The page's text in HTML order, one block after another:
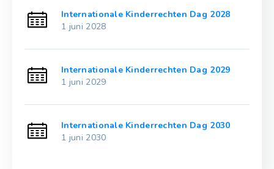
Internationale Kinderrechten Dag 2028
1 juni 2028
Internationale Kinderrechten Dag 2029
1 juni 2029
Internationale Kinderrechten Dag 2030
1 juni 2030